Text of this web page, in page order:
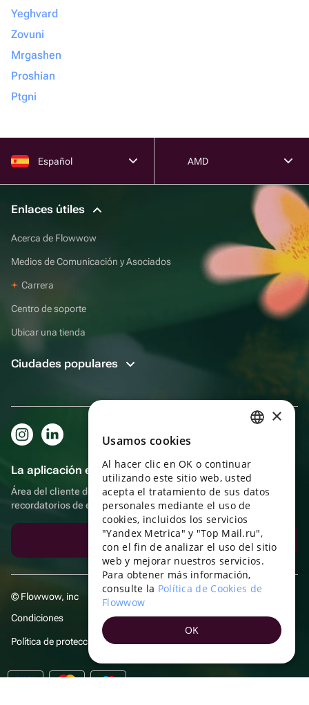
Yeghvard
Zovuni
Mrgashen
Proshian
Ptgni
Español AMD
Enlaces útiles
Acerca de Flowwow
Medios de Comunicación y Asociados
Carrera
Centro de soporte
Ubicar una tienda
Ciudades populares
La aplicación es aún más práctica.
Área del cliente del destinatario, más bonos por compras y
recordatorios de eventos
Descargar la aplicación
© Flowwow, inc
Condiciones
Política de protección y privacidad de datos
ENGLISH
UKRAINIAN
PORTUGUESE
SPANISH
HUNGARIAN
ITALIAN
POLISH
×
Usamos cookies
Al hacer clic en OK o continuar
utilizando este sitio web, usted
acepta el tratamiento de sus datos
personales mediante el uso de
cookies, incluidos los servicios
"Yandex Metrica" y "Top Mail.ru",
con el fin de analizar el uso del sitio
web y mejorar nuestros servicios.
Para obtener más información,
consulte la Política de Cookies de
Flowwow
OK